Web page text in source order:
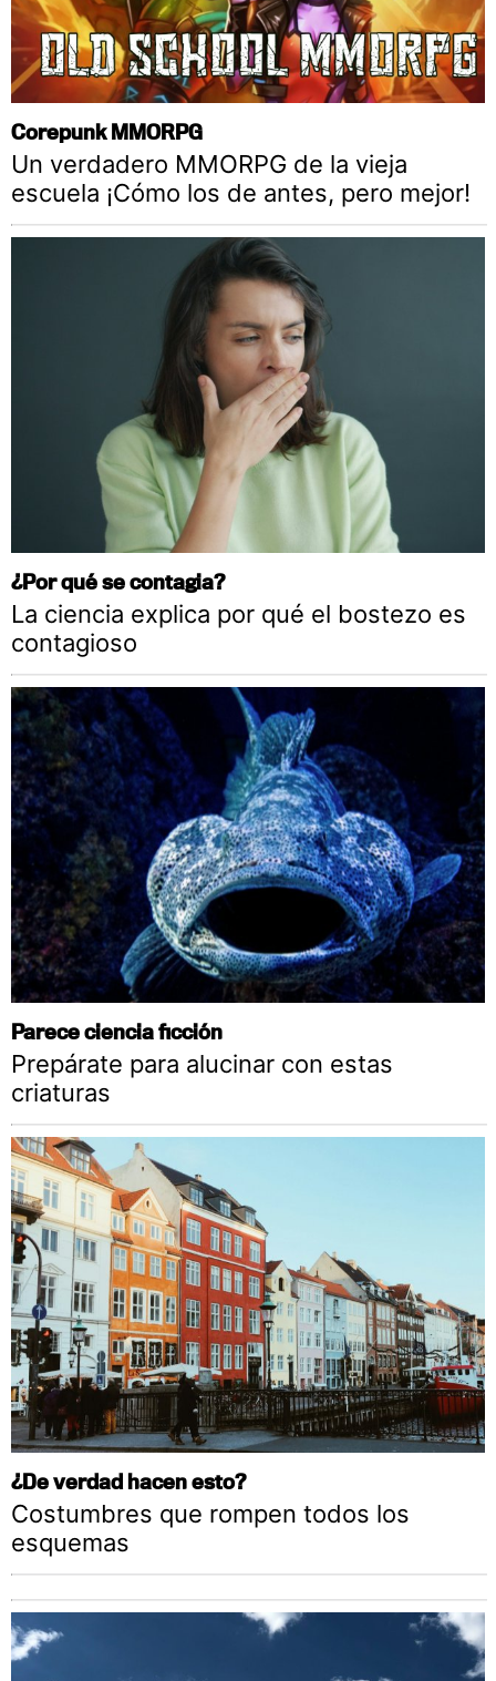
Corepunk MMORPG
Un verdadero MMORPG de la vieja
escuela ¡Cómo los de antes, pero mejor!
¿Por qué se contagia?
La ciencia explica por qué el bostezo es
contagioso
Parece ciencia ficción
Prepárate para alucinar con estas
criaturas
¿De verdad hacen esto?
Costumbres que rompen todos los
esquemas